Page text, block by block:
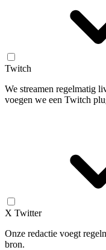
Twitch
We streamen regelmatig
voegen we een Twitch
X Twitter
Onze redactie voegt
bron.